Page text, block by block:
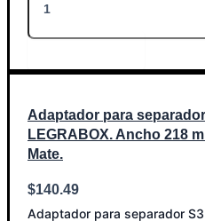
Adaptador para
LEGRABOX. Ancho 218
Mate.
$140.49
Adaptador para separador